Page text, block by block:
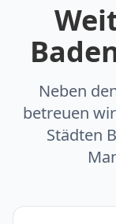
Neben
betreuen
Städten